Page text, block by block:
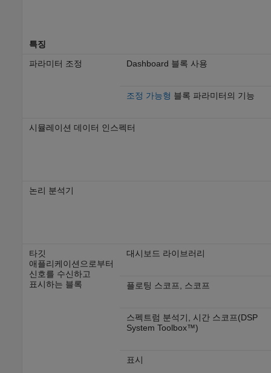
특징
파라미터 조정
Dashboard 블록 사용
조정 가능형 블록 파라미터의 기능
시뮬레이션 데이터 인스펙터
논리 분석기
타깃
애플리케이션으로부터
신호를 수신하고
표시하는 블록
대시보드 라이브러리
플로팅 스코프, 스코프
스펙트럼 분석기, 시간 스코프(DSP
System Toolbox™)
표시